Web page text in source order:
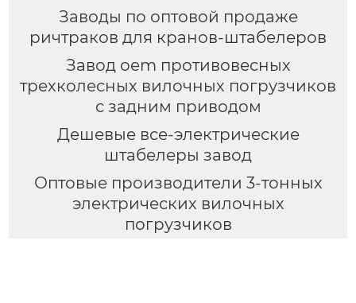
Заводы по оптовой продаже
ричтраков для кранов-штабелеров
Завод oem противовесных
трехколесных вилочных погрузчиков
с задним приводом
Дешевые все-электрические
штабелеры завод
Оптовые производители 3-тонных
электрических вилочных
погрузчиков